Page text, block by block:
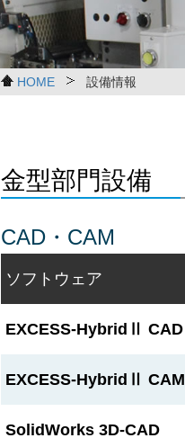
HOME 設備情報
金型部門設備
CAD・CAM
ソフトウェア
EXCESS-HybridⅡ CAD
EXCESS-HybridⅡ CAM
SolidWorks 3D-CAD